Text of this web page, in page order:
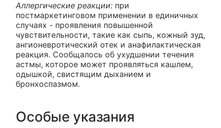
Аллергические реакции: при
постмаркетинговом применении в единичных
случаях - проявления повышенной
чувствительности, такие как сыпь, кожный зуд,
ангионевротический отек и анафилактическая
реакция. Сообщалось об ухудшении течения
астмы, которое может проявляться кашлем,
одышкой, свистящим дыханием и
бронхоспазмом.
Особые указания